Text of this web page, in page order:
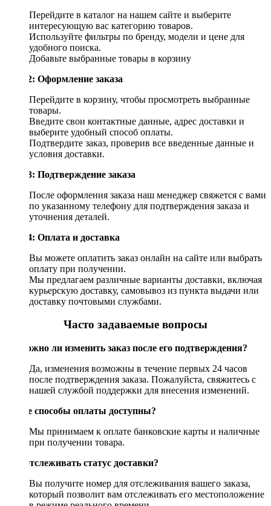
Перейдите в каталог на нашем сайте и выберите
интересующую вас категорию товаров.
Используйте фильтры по бренду, модели и цене для
удобного поиска.
Добавьте выбранные товары в корзину
Шаг 2: Оформление заказа
Перейдите в корзину, чтобы просмотреть выбранные
товары.
Введите свои контактные данные, адрес доставки и
выберите удобный способ оплаты.
Подтвердите заказ, проверив все введенные данные и
условия доставки.
Шаг 3: Подтверждение заказа
После оформления заказа наш менеджер свяжется с вами
по указанному телефону для подтверждения заказа и
уточнения деталей.
Шаг 4: Оплата и доставка
Вы можете оплатить заказ онлайн на сайте или выбрать
оплату при получении.
Мы предлагаем различные варианты доставки, включая
курьерскую доставку, самовывоз из пункта выдачи или
доставку почтовыми службами.
Часто задаваемые вопросы
Возможно ли изменить заказ после его подтверждения?
Да, изменения возможны в течение первых 24 часов
после подтверждения заказа. Пожалуйста, свяжитесь с
нашей службой поддержки для внесения изменений.
Какие способы оплаты доступны?
Мы принимаем к оплате банковские карты и наличные
при получении товара.
Как отслеживать статус доставки?
Вы получите номер для отслеживания вашего заказа,
который позволит вам отслеживать его местоположение